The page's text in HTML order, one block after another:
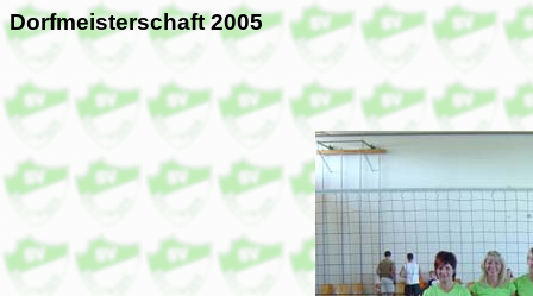
Dorfmeisterschaft 2005